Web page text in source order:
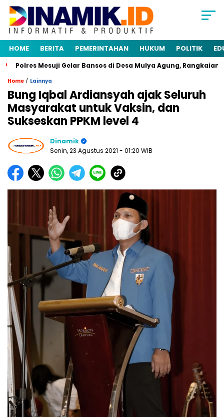
HOME BERITA PEMERINTAHAN HUKUM POLITIK
Polres Mesuji Gelar Bansos di Desa Mulya Agung, Rangkaian
Home / Lainnya
Bung Iqbal Ardiansyah ajak Seluruh
Masyarakat untuk Vaksin, dan
Sukseskan PPKM level 4
Dinamik
Senin, 23 Agustus 2021 - 01:20 WIB